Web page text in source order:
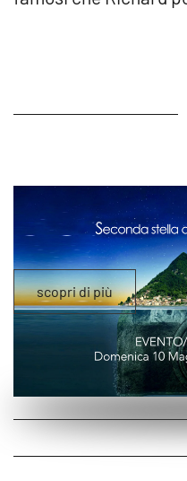
scopri di più